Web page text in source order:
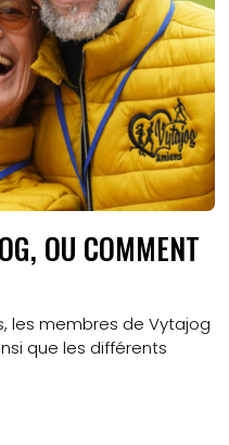
OU COMMENT
les membres de Vytajog
que les différents